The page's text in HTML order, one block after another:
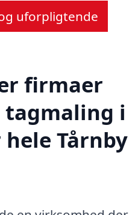
uforpligtende
firmaer
i
Tårnby